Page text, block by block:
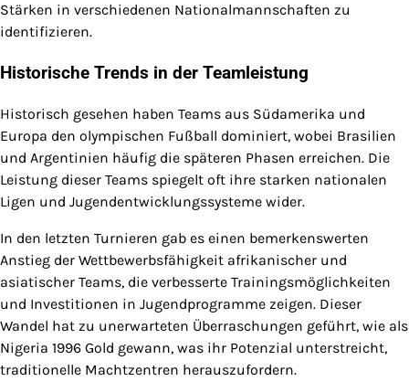
Stärken in verschiedenen Nationalmannschaften zu
identifizieren.
Historische Trends in der Teamleistung
Historisch gesehen haben Teams aus Südamerika und
Europa den olympischen Fußball dominiert, wobei Brasilien
und Argentinien häufig die späteren Phasen erreichen. Die
Leistung dieser Teams spiegelt oft ihre starken nationalen
Ligen und Jugendentwicklungssysteme wider.
In den letzten Turnieren gab es einen bemerkenswerten
Anstieg der Wettbewerbsfähigkeit afrikanischer und
asiatischer Teams, die verbesserte Trainingsmöglichkeiten
und Investitionen in Jugendprogramme zeigen. Dieser
Wandel hat zu unerwarteten Überraschungen geführt, wie als
Nigeria 1996 Gold gewann, was ihr Potenzial unterstreicht,
traditionelle Machtzentren herauszufordern.